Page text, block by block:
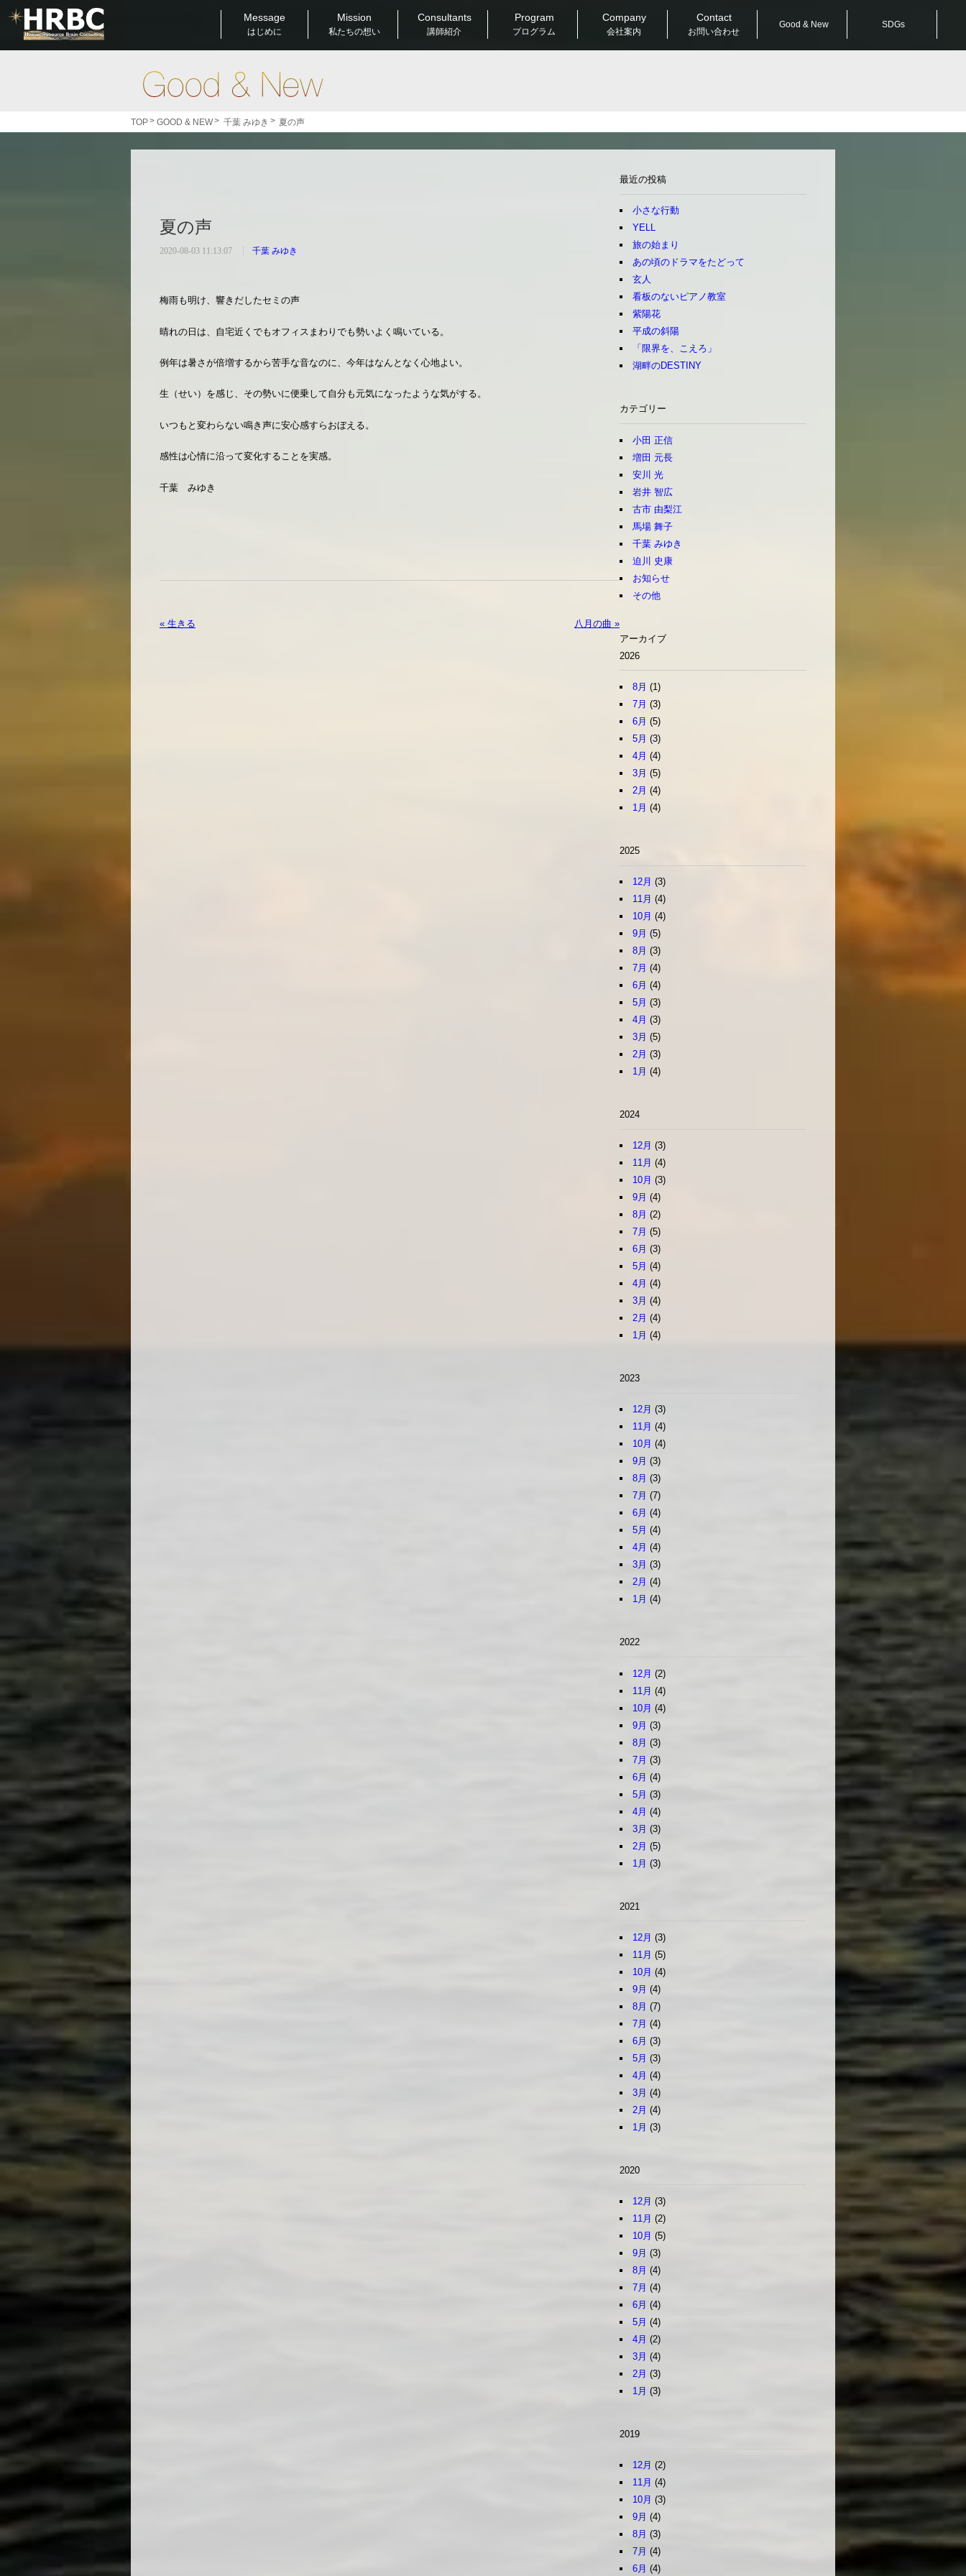
Message
はじめに
Mission
私たちの想い
Consultants
講師紹介
Program
プログラム
Company
会社案内
Contact
お問い合わせ
Good & New SDGs
TOP> GOOD & NEW> 千葉 みゆき > 夏の声
夏の声
2020-08-03 11:13:07 千葉 みゆき
梅雨も明け、響きだしたセミの声
晴れの日は、自宅近くでもオフィスまわりでも勢いよく鳴いている。
例年は暑さが倍増するから苦手な音なのに、今年はなんとなく心地よい。
生（せい）を感じ、その勢いに便乗して自分も元気になったような気がする。
いつもと変わらない鳴き声に安心感すらおぼえる。
感性は心情に沿って変化することを実感。
千葉 みゆき
« 生きる 八月の曲 »
最近の投稿
小さな行動
YELL
旅の始まり
あの頃のドラマをたどって
玄人
看板のないピアノ教室
紫陽花
平成の斜陽
「限界を、こえろ」
湖畔のDESTINY
カテゴリー
小田 正信
増田 元長
安川 光
岩井 智広
古市 由梨江
馬場 舞子
千葉 みゆき
迫川 史康
お知らせ
その他
アーカイブ
2026
8月 (1)
7月 (3)
6月 (5)
5月 (3)
4月 (4)
3月 (5)
2月 (4)
1月 (4)
2025
12月 (3)
11月 (4)
10月 (4)
9月 (5)
8月 (3)
7月 (4)
6月 (4)
5月 (3)
4月 (3)
3月 (5)
2月 (3)
1月 (4)
2024
12月 (3)
11月 (4)
10月 (3)
9月 (4)
8月 (2)
7月 (5)
6月 (3)
5月 (4)
4月 (4)
3月 (4)
2月 (4)
1月 (4)
2023
12月 (3)
11月 (4)
10月 (4)
9月 (3)
8月 (3)
7月 (7)
6月 (4)
5月 (4)
4月 (4)
3月 (3)
2月 (4)
1月 (4)
2022
12月 (2)
11月 (4)
10月 (4)
9月 (3)
8月 (3)
7月 (3)
6月 (4)
5月 (3)
4月 (4)
3月 (3)
2月 (5)
1月 (3)
2021
12月 (3)
11月 (5)
10月 (4)
9月 (4)
8月 (7)
7月 (4)
6月 (3)
5月 (3)
4月 (4)
3月 (4)
2月 (4)
1月 (3)
2020
12月 (3)
11月 (2)
10月 (5)
9月 (3)
8月 (4)
7月 (4)
6月 (4)
5月 (4)
4月 (2)
3月 (4)
2月 (3)
1月 (3)
2019
12月 (2)
11月 (4)
10月 (3)
9月 (4)
8月 (3)
7月 (4)
6月 (4)